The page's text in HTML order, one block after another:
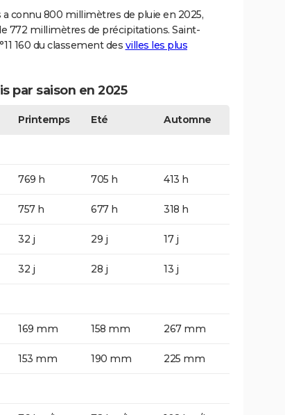
connu 800 millimètres de pluie en 2025,
772 millimètres de précipitations. Saint-
160 du classement des villes les plus
par saison en 2025
Printemps Eté Automne
769 h 705 h 413 h
757 h 677 h 318 h
32 j 29 j 17 j
32 j 28 j 13 j
169 mm 158 mm 267 mm
153 mm 190 mm 225 mm